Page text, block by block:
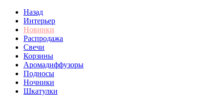
Назад
Интерьер
Новинки
Распродажа
Свечи
Корзины
Аромадиффузоры
Подносы
Ночники
Шкатулки